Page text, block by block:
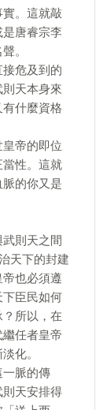
。這就敲
唐睿宗李
。
危及到的
天本身來
什麼資格
帝的即位
性。這就
的你又是
則天之間
天下的封建
也必須遵
臣民如何
所以，在
任者皇帝
化。
脈的傳
天安排得